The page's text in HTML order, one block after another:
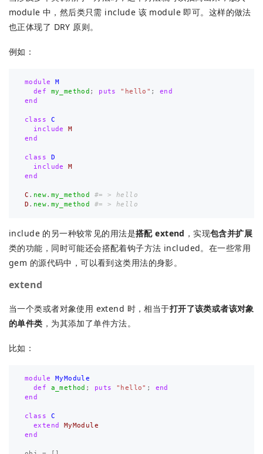
module 中，然后类只需 include 该 module 即可。这样的做法
也正体现了 DRY 原则。
例如：
module
M
def
my_method ; puts "hello" ;
end
end
class
C
include
M
end
class
D
include
M
end
C . new. my_method
#= > hello
D . new. my_method #= > hello
include 的另一种较常见的用法是搭配 extend ，实现包含并扩展
类的功能，同时可能还会搭配着钩子方法 included。在一些常用
gem 的源代码中，可以看到这类用法的身影。
extend
当一个类或者对象使用 extend 时，相当于打开了该类或者该对象
的单件类 ，为其添加了单件方法。
比如：
module
MyModule
def
a_method ; puts "hello" ;
end
end
class
C
extend
MyModule
end